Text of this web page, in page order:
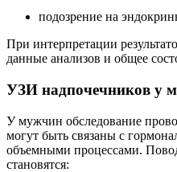
подозрение на
При интерпретации
данные анализов и общее
УЗИ надпочечников у
У мужчин обследование
могут быть связаны с
объемными процессами.
становятся: